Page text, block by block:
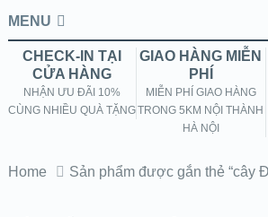
MENU
CHECK-IN TẠI
CỬA HÀNG
NHẬN ƯU ĐÃI 10%
CÙNG NHIỀU QUÀ TẶNG
GIAO HÀNG MIỄN
PHÍ
MIỄN PHÍ GIAO HÀNG
TRONG 5KM NỘI THÀNH
HÀ NỘI
Home Sản phẩm được gắn thẻ “cây